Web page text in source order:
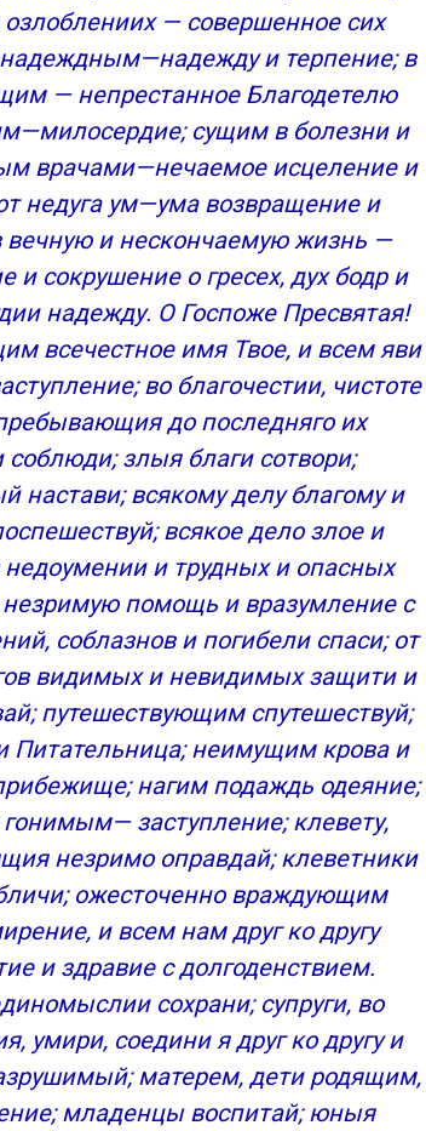
день
Казанской Божьей Матери
в период беременности
Матери о замужестве и любви
Матери
воскресный, прп. Нила Сорского
Московского Филарета
Ефрема Сирина
Марии
— совершенное сих
и терпение; в
— непрестанное Благодетелю
сущим в болезни и
врачами—нечаемое исцеление и
недуга ум—ума возвращение и
вечную и нескончаемую жизнь —
сокрушение о гресех, дух бодр и
надежду. О Госпоже Пресвятая!
всечестное имя Твое, и всем яви
во благочестии, чистоте
до последняго их
соблюди; злыя благи сотвори;
настави; всякому делу благому и
всякое дело злое и
недоумении и трудных и опасных
помощь и вразумление с
соблазнов и погибели спаси; от
видимых и невидимых защити и
путешествующим спутешествуй;
Питательница; неимущим крова и
нагим подаждь одеяние;
заступление; клевету,
незримо оправдай; клеветники
ожесточенно враждующим
и всем нам друг ко другу
и здравие с долгоденствием.
сохрани; супруги, во
умири, соедини я друг ко другу и
матерем, дети родящим,
младенцы воспитай; юныя